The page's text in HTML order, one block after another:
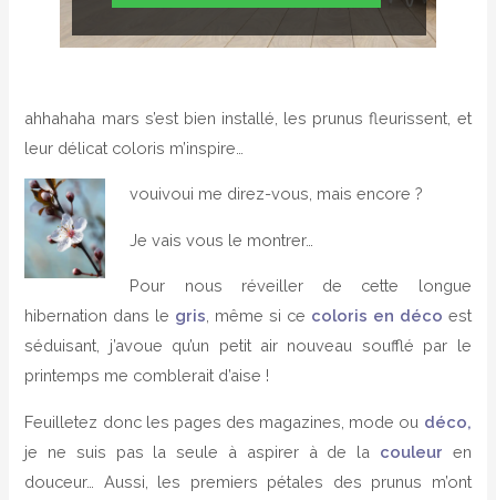
ahhahaha mars s’est bien installé, les prunus fleurissent, et
leur délicat coloris m’inspire…
vouivoui me direz-vous, mais encore ?
Je vais vous le montrer…
Pour nous réveiller de cette longue
hibernation dans le gris, même si ce coloris en déco est
séduisant, j’avoue qu’un petit air nouveau soufflé par le
printemps me comblerait d’aise !
Feuilletez donc les pages des magazines, mode ou déco,
je ne suis pas la seule à aspirer à de la couleur en
douceur… Aussi, les premiers pétales des prunus m’ont